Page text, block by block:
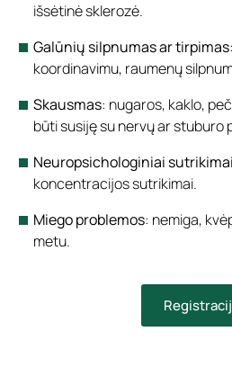
išsėtinė sklerozė.
Galūnių silpnumas ar tirpimas
koordinavimu, raumenų
Skausmas: nugaros, kaklo,
būti susiję su nervų ar stuburo
Neuropsichologiniai sutrikimai
koncentracijos sutrikimai.
Miego problemos: nemiga,
metu.